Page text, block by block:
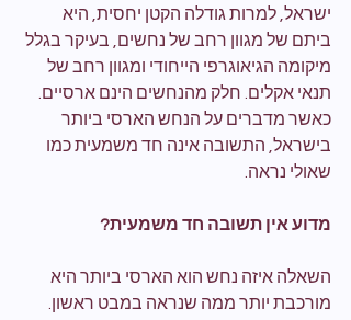
ישראל, למרות גודלה הקטן יחסית, היא
ביתם של מגוון רחב של נחשים, בעיקר בגלל
מיקומה הגיאוגרפי הייחודי ומגוון רחב של
תנאי אקלים. חלק מהנחשים הינם ארסיים.
כאשר מדברים על הנחש הארסי ביותר
בישראל, התשובה אינה חד משמעית כמו
שאולי נראה.
מדוע אין תשובה חד משמעית?
השאלה איזה נחש הוא הארסי ביותר היא
מורכבת יותר ממה שנראה במבט ראשון.